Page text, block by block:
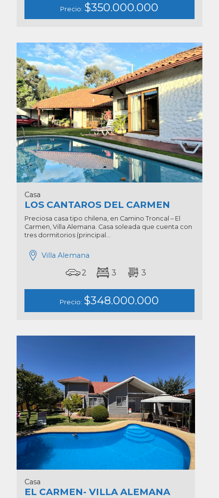
Precio: $350.000.000
Casa
LOS CANTAROS DEL CARMEN
Preciosa casa tipo chilena, en Camino Troncal – El
Carmen, Villa Alemana. Casa soleada que cuenta con
tres dormitorios (principal...
Villa Alemana
2 3 3
Precio: $348.000.000
Casa
EL CARMEN- VILLA ALEMANA